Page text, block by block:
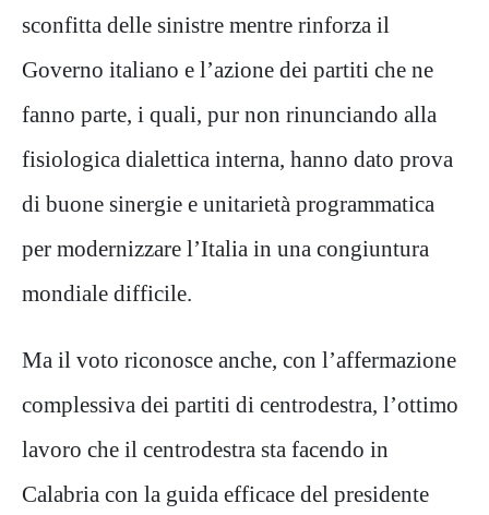
sconfitta delle sinistre mentre rinforza il
Governo italiano e l’azione dei partiti che ne
fanno parte, i quali, pur non rinunciando alla
fisiologica dialettica interna, hanno dato prova
di buone sinergie e unitarietà programmatica
per modernizzare l’Italia in una congiuntura
mondiale difficile.
Ma il voto riconosce anche, con l’affermazione
complessiva dei partiti di centrodestra, l’ottimo
lavoro che il centrodestra sta facendo in
Calabria con la guida efficace del presidente